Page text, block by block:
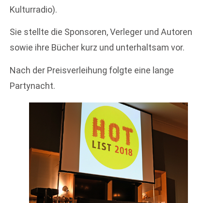
Kulturradio).
Sie stellte die Sponsoren, Verleger und Autoren
sowie ihre Bücher kurz und unterhaltsam vor.
Nach der Preisverleihung folgte eine lange
Partynacht.